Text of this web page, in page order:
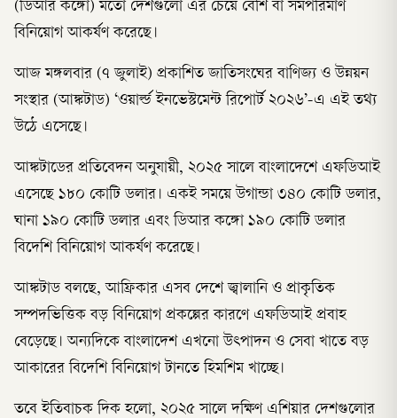
(ডিআর কঙ্গো) মতো দেশগুলো এর চেয়ে বেশি বা সমপরিমাণ
বিনিয়োগ আকর্ষণ করেছে।
আজ মঙ্গলবার (৭ জুলাই) প্রকাশিত জাতিসংঘের বাণিজ্য ও উন্নয়ন
সংস্থার (আঙ্কটাড) ‘ওয়ার্ল্ড ইনভেস্টমেন্ট রিপোর্ট ২০২৬’-এ এই তথ্য
উঠে এসেছে।
আঙ্কটাডের প্রতিবেদন অনুযায়ী, ২০২৫ সালে বাংলাদেশে এফডিআই
এসেছে ১৮০ কোটি ডলার। একই সময়ে উগান্ডা ৩৪০ কোটি ডলার,
ঘানা ১৯০ কোটি ডলার এবং ডিআর কঙ্গো ১৯০ কোটি ডলার
বিদেশি বিনিয়োগ আকর্ষণ করেছে।
আঙ্কটাড বলছে, আফ্রিকার এসব দেশে জ্বালানি ও প্রাকৃতিক
সম্পদভিত্তিক বড় বিনিয়োগ প্রকল্পের কারণে এফডিআই প্রবাহ
বেড়েছে। অন্যদিকে বাংলাদেশ এখনো উৎপাদন ও সেবা খাতে বড়
আকারের বিদেশি বিনিয়োগ টানতে হিমশিম খাচ্ছে।
তবে ইতিবাচক দিক হলো, ২০২৫ সালে দক্ষিণ এশিয়ার দেশগুলোর